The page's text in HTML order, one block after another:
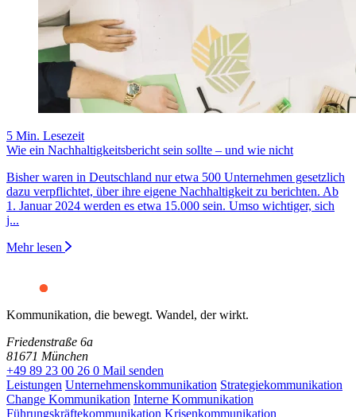
5 Min. Lesezeit
Wie ein Nachhaltigkeitsbericht sein sollte – und wie nicht
Bisher waren in Deutschland nur etwa 500 Unternehmen gesetzlich
dazu verpflichtet, über ihre eigene Nachhaltigkeit zu berichten. Ab
1. Januar 2024 werden es etwa 15.000 sein. Umso wichtiger, sich
j...
Mehr lesen
Kommunikation, die bewegt. Wandel, der wirkt.
Friedenstraße 6a
81671 München
+49 89 23 00 26 0 Mail senden
Leistungen Unternehmenskommunikation Strategiekommunikation
Change Kommunikation Interne Kommunikation
Führungskräftekommunikation Krisenkommunikation